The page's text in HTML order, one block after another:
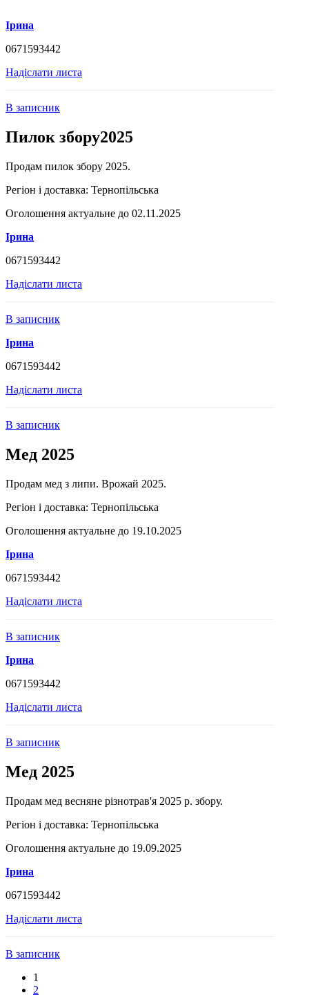
Ірина
0671593442
Надіслати листа
В записник
Пилок збору2025
Продам пилок збору 2025.
Регіон і доставка: Тернопільська
Оголошення актуальне до 02.11.2025
Ірина
0671593442
Надіслати листа
В записник
Ірина
0671593442
Надіслати листа
В записник
Мед 2025
Продам мед з липи. Врожай 2025.
Регіон і доставка: Тернопільська
Оголошення актуальне до 19.10.2025
Ірина
0671593442
Надіслати листа
В записник
Ірина
0671593442
Надіслати листа
В записник
Мед 2025
Продам мед весняне різнотрав'я 2025 р. збору.
Регіон і доставка: Тернопільська
Оголошення актуальне до 19.09.2025
Ірина
0671593442
Надіслати листа
В записник
1
2